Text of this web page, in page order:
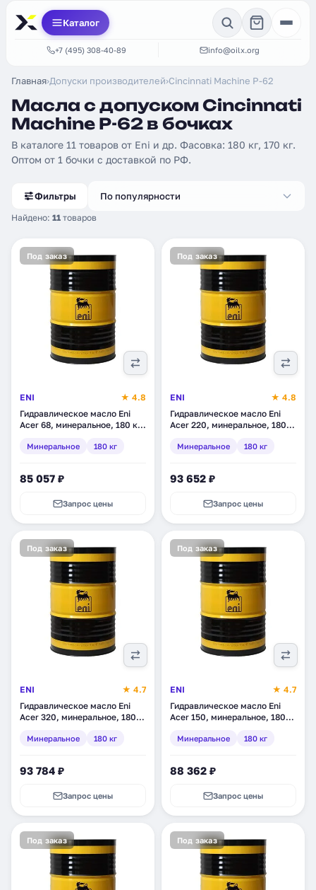
Каталог
+7 (495) 308-40-89 info@oilx.org
Главная›Допуски производителей›Cincinnati Machine P-62
Масла с допуском Cincinnati
Machine P-62 в бочках
В каталоге 11 товаров от Eni и др. Фасовка: 180 кг, 170 кг.
Оптом от 1 бочки с доставкой по РФ.
Фильтры
Найдено: 11 товаров
По популярности
Под заказ
ENI
★ 4.8
Гидравлическое масло Eni
Acer 68, минеральное, 180 кг
Минеральное 180 кг
85 057 ₽
Запрос цены
Под заказ
ENI
★ 4.8
Гидравлическое масло Eni
Acer 220, минеральное, 180
Минеральное 180 кг
93 652 ₽
Запрос цены
Под заказ
ENI
★ 4.7
Гидравлическое масло Eni
Acer 320, минеральное, 180
Минеральное 180 кг
93 784 ₽
Запрос цены
Под заказ
ENI
★ 4.7
Гидравлическое масло Eni
Acer 150, минеральное, 180
Минеральное 180 кг
88 362 ₽
Запрос цены
Под заказ Под заказ